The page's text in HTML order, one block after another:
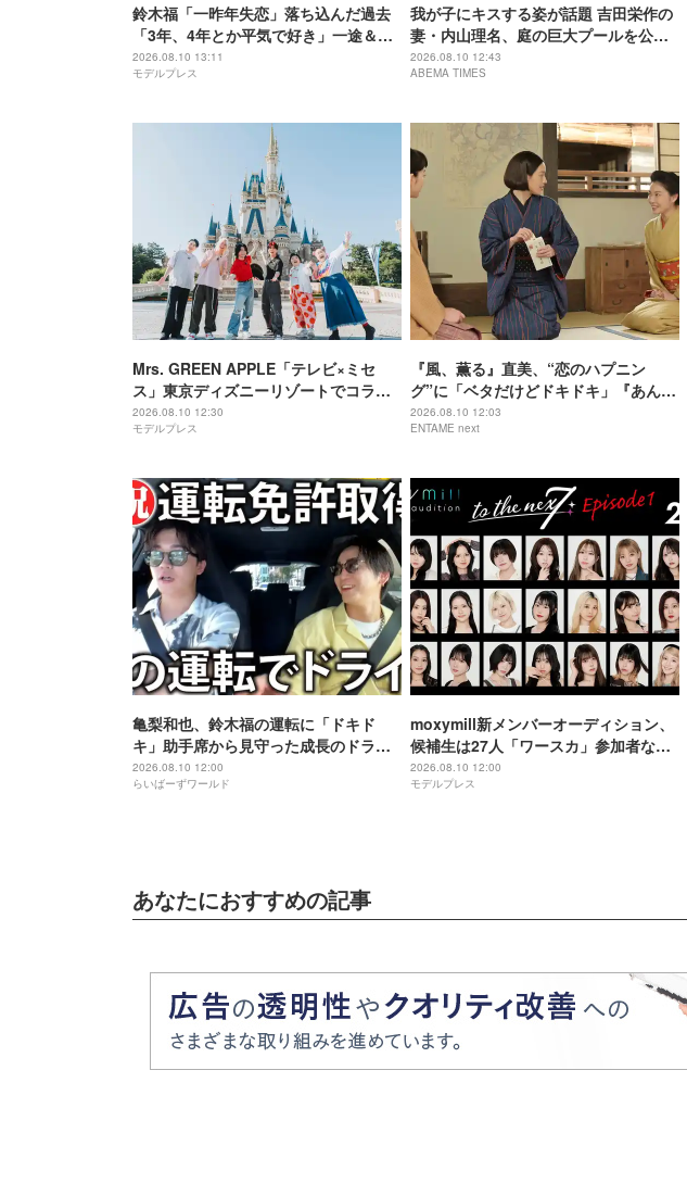
鈴木福「一昨年失恋」落ち込んだ過去
「3年、4年とか平気で好き」一途＆積
極的な恋愛観も明かす
2026.08.10 13:11
モデルプレス
我が子にキスする姿が話題 吉田栄作の
妻・内山理名、庭の巨大プールを公開
「子どもは水が好き」
2026.08.10 12:43
ABEMA TIMES
Mrs. GREEN APPLE「テレビ×ミセ
ス」東京ディズニーリゾートでコラボ
イベント＆びしょ濡れアトラクション
満喫 これからの夢語る貴重トークも
2026.08.10 12:30
モデルプレス
『風、薫る』直美、“恋のハプニン
グ”に「ベタだけどドキドキ」『あんぱ
ん』豪＆蘭子を思い出す声も
2026.08.10 12:03
ENTAME next
亀梨和也、鈴木福の運転に「ドキド
キ」助手席から見守った成長のドライ
ブ
2026.08.10 12:00
らいばーずワールド
moxymill新メンバーオーディション、
候補生は27人「ワースカ」参加者など
実力者多数 YouTube投票で次ステージ
進出
2026.08.10 12:00
モデルプレス
あなたにおすすめの記事